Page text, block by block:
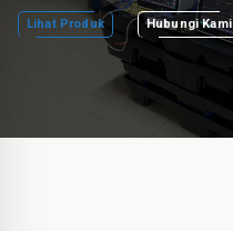
Lihat Produk Hubungi Kami